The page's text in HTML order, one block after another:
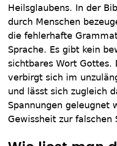
Heilsglaubens. In der
durch Menschen
die fehlerhafte
Sprache. Es gibt kein
sichtbares Wort Gottes.
verbirgt sich im
und lässt sich zugleich
Spannungen geleugnet
Gewissheit zur falschen